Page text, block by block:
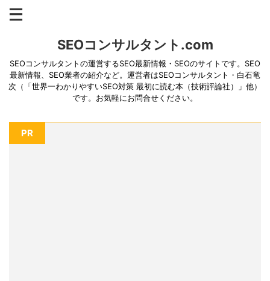
SEOコンサルタント.com
SEOコンサルタントの運営するSEO最新情報・SEOのサイトです。SEO
最新情報、SEO業者の紹介など。運営者はSEOコンサルタント・白石竜
次（「世界一わかりやすいSEO対策 最初に読む本（技術評論社）」他）
です。お気軽にお問合せください。
PR